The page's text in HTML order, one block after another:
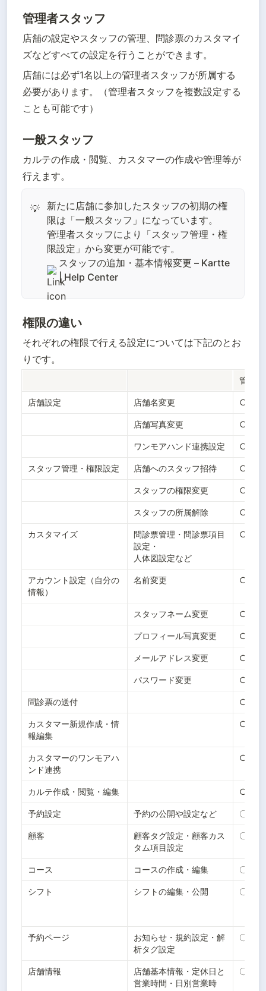
管理者スタッフ
店舗の設定やスタッフの管理、問診票のカスタマイ
ズなどすべての設定を行うことができます。
店舗には必ず1名以上の管理者スタッフが所属する
必要があります。（管理者スタッフを複数設定する
ことも可能です）
一般スタッフ
カルテの作成・閲覧、カスタマーの作成や管理等が
行えます。
💡
新たに店舗に参加したスタッフの初期の権
限は「一般スタッフ」になっています。
管理者スタッフにより「スタッフ管理・権
スタッフの追加・基本情報変更 – Kartte
| Help Center
権限の違い
それぞれの権限で行える設定については下記のとお
りです。
管理
店舗設定 店舗名変更 ○
店舗写真変更 ○
ワンモアハンド連携設定 ○
スタッフ管理・権限設定 店舗へのスタッフ招待 ○
スタッフの権限変更 ○
スタッフの所属解除 ○
カスタマイズ
問診票管理・問診票項目
設定・
人体図設定など
○
アカウント設定（自分の
情報）
名前変更 ○
スタッフネーム変更 ○
プロフィール写真変更 ○
メールアドレス変更 ○
パスワード変更 ○
問診票の送付 ○
カスタマー新規作成・情
報編集
○
カスタマーのワンモアハ
ンド連携
○
カルテ作成・閲覧・編集 ○
予約設定 予約の公開や設定など 〇
顧客
顧客タグ設定・顧客カス
タム項目設定
〇
コース コースの作成・編集 〇
シフト シフトの編集・公開 〇
予約ページ
お知らせ・規約設定・解
析タグ設定
〇
店舗情報
店舗基本情報・定休日と
営業時間・日別営業時
〇